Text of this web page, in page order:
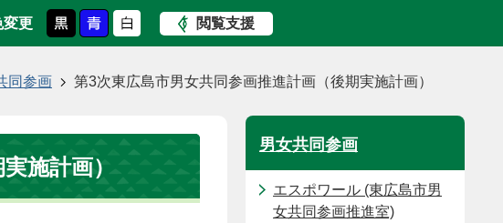
変更 閲覧支援
同参画 第3次東広島市男女共同参画推進計画（後期実施計画）
施計画）
男女共同参画
エスポワール (東広島市男
女共同参画推進室)